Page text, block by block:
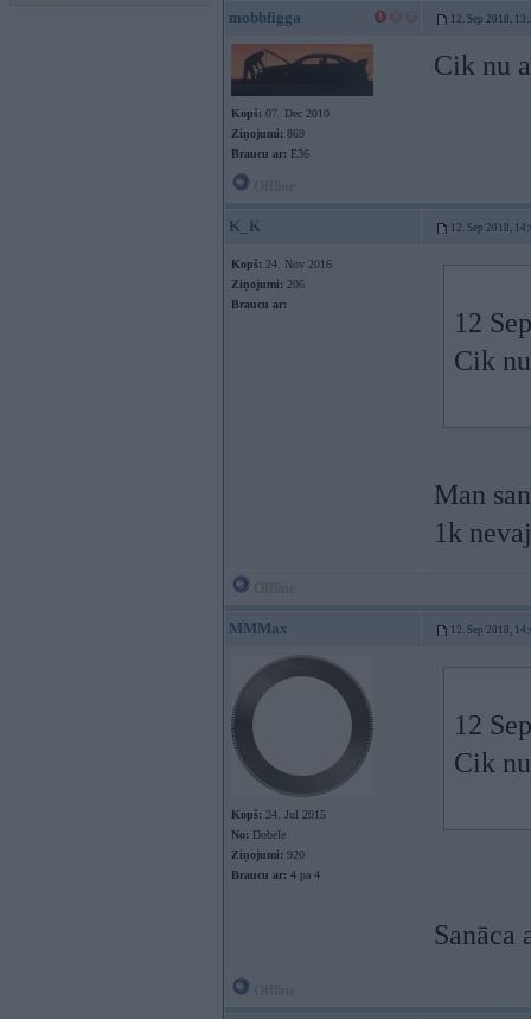
mobbfigga 12. Sep 2018,
Kopš: 07. Dec 2010
Ziņojumi: 869
Braucu ar: E36
Cik nu
K_K 12. Sep 2018,
Kopš: 24. Nov 2016
Ziņojumi: 206
Braucu ar:
12
Cik
Man
1k
MMMax 12. Sep 2018,
Kopš: 24. Jul 2015
No: Dobele
Ziņojumi: 920
Braucu ar: 4 pa 4
12
Cik
Sanāca